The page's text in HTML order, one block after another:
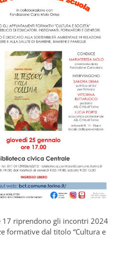
17 riprendono gli incontri 2024
formative dal titolo “Cultura e